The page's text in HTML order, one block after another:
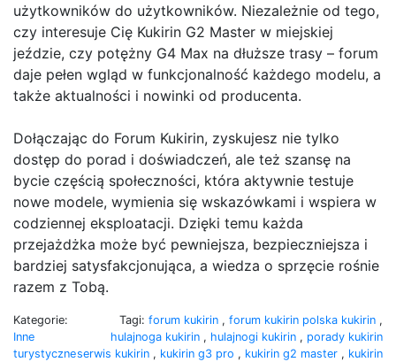
użytkowników do użytkowników. Niezależnie od tego,
czy interesuje Cię Kukirin G2 Master w miejskiej
jeździe, czy potężny G4 Max na dłuższe trasy – forum
daje pełen wgląd w funkcjonalność każdego modelu, a
także aktualności i nowinki od producenta.
Dołączając do Forum Kukirin, zyskujesz nie tylko
dostęp do porad i doświadczeń, ale też szansę na
bycie częścią społeczności, która aktywnie testuje
nowe modele, wymienia się wskazówkami i wspiera w
codziennej eksploatacji. Dzięki temu każda
przejażdżka może być pewniejsza, bezpieczniejsza i
bardziej satysfakcjonująca, a wiedza o sprzęcie rośnie
razem z Tobą.
Kategorie:
Inne
turystyczne
Tagi: forum kukirin , forum kukirin polska kukirin ,
hulajnoga kukirin , hulajnogi kukirin , porady kukirin
serwis kukirin , kukirin g3 pro , kukirin g2 master , kukirin